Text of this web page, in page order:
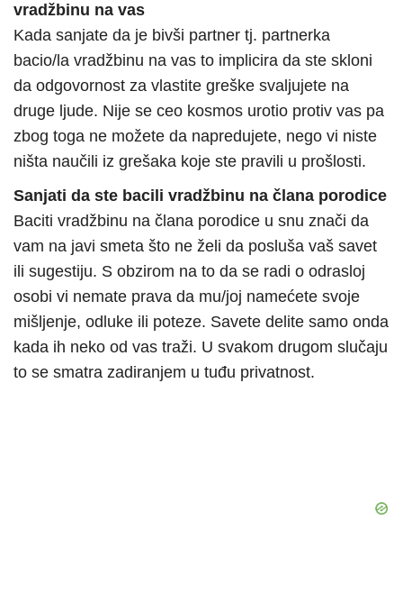
vradžbinu na vas
Kada sanjate da je bivši partner tj. partnerka
bacio/la vradžbinu na vas to implicira da ste skloni
da odgovornost za vlastite greške svaljujete na
druge ljude. Nije se ceo kosmos urotio protiv vas pa
zbog toga ne možete da napredujete, nego vi niste
ništa naučili iz grešaka koje ste pravili u prošlosti.
Sanjati da ste bacili vradžbinu na člana porodice
Baciti vradžbinu na člana porodice u snu znači da
vam na javi smeta što ne želi da posluša vaš savet
ili sugestiju. S obzirom na to da se radi o odrasloj
osobi vi nemate prava da mu/joj namećete svoje
mišljenje, odluke ili poteze. Savete delite samo onda
kada ih neko od vas traži. U svakom drugom slučaju
to se smatra zadiranjem u tuđu privatnost.